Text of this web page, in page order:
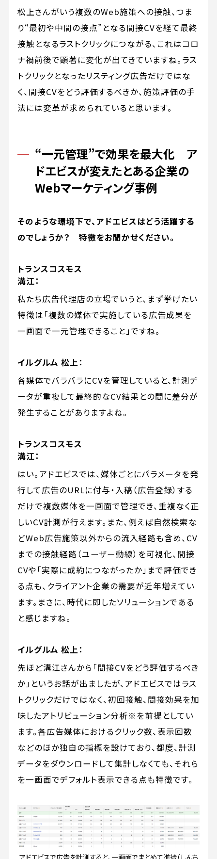
松上さんがいう複数のWeb施策への接触、つま
り“最初や中間の接点”となる間接CVを経て最終
接触となるラストクリックにつながる、これはコロ
ナ禍前後で顕著に変化が出てきていますね。ラス
トクリックとなったリスティング広告だけではな
く、間接CVをどう評価するべきか、施策評価の手
法には変革が求められていると思います。
“一元管理”で効果を最大化 ア
ドエビスが変えたとある企業の
Webマーケティング事例
そのような環境下で、アドエビスはどう活躍する
のでしょうか？ 特徴をお聞かせください。
トランスコスモス
溝江：
私たち広告代理店の立場でいうと、まず挙げたい
特徴は「複数の媒体で実施している広告成果を
一画面で一元管理できること」ですね。
イルグルム 松上：
各媒体でバラバラにCVを管理していると、計測デ
ータが重複して最終的なCV結果との間に差分が
発生することがありますよね。
トランスコスモス
溝江：
はい。アドエビスでは、媒体ごとにパラメータを発
行して広告のURLに付与・入稿（広告登録）する
だけで複数媒体を一画面で管理でき、重複なく正
しいCV計測が行えます。また、例えば自然検索な
どWeb広告施策以外からの流入経路も含め、CV
までの接触経路（ユーザー動線）を可視化、間接
CVや「実際に成約につながったか」まで評価でき
る点も、クライアント企業の需要が近年増えてい
ます。まさに、時代に即したソリューションである
と感じますね。
イルグルム 松上：
先ほど溝江さんから「間接CVをどう評価するべき
か」というお話が出ましたが、アドエビスではラス
トクリックだけではなく、初回接触、間接効果を加
味したアトリビューション分析※を前提としてい
ます。各広告媒体におけるクリック数、表示回数
などのほか独自の指標を設けており、都度、計測
データをダウンロードして集計しなくても、それら
を一画面でデフォルト表示できる点も特徴です。
アドエビスで広告を計測すると、一画面でまとめて進捗（しんち